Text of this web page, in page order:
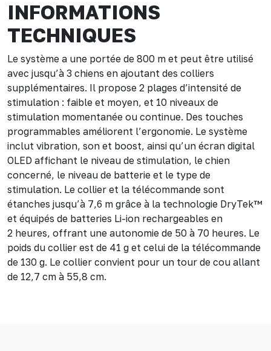
INFORMATIONS
TECHNIQUES
Le système a une portée de 800 m et peut être utilisé
avec jusqu’à 3 chiens en ajoutant des colliers
supplémentaires. Il propose 2 plages d’intensité de
stimulation : faible et moyen, et 10 niveaux de
stimulation momentanée ou continue. Des touches
programmables améliorent l’ergonomie. Le système
inclut vibration, son et boost, ainsi qu’un écran digital
OLED affichant le niveau de stimulation, le chien
concerné, le niveau de batterie et le type de
stimulation. Le collier et la télécommande sont
étanches jusqu’à 7,6 m grâce à la technologie DryTek™
et équipés de batteries Li-ion rechargeables en
2 heures, offrant une autonomie de 50 à 70 heures. Le
poids du collier est de 41 g et celui de la télécommande
de 130 g. Le collier convient pour un tour de cou allant
de 12,7 cm à 55,8 cm.